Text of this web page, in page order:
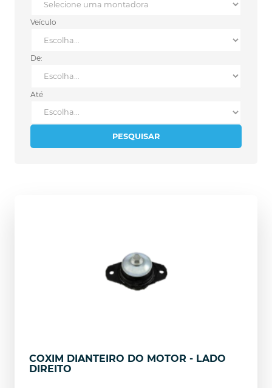
Veículo
De:
Até
PESQUISAR
COXIM DIANTEIRO DO MOTOR - LADO
DIREITO